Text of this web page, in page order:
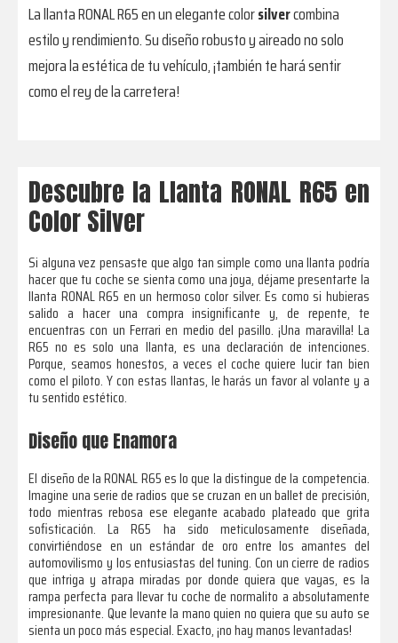
La llanta RONAL R65 en un elegante colorsilvercombina
estilo y rendimiento. Su diseño robusto y aireado no solo
mejora la estética de tu vehículo, ¡también te hará sentir
como el rey de la carretera!
Descubre la Llanta RONAL R65 en
Color Silver
Si alguna vez pensaste que algo tan simple como una llanta podría
hacer que tu coche se sienta como una joya, déjame presentarte la
llanta RONAL R65 en un hermoso color silver. Es como si hubieras
salido a hacer una compra insignificante y, de repente, te
encuentras con un Ferrari en medio del pasillo. ¡Una maravilla! La
R65 no es solo una llanta, es una declaración de intenciones.
Porque, seamos honestos, a veces el coche quiere lucir tan bien
como el piloto. Y con estas llantas, le harás un favor al volante y a
tu sentido estético.
Diseño que Enamora
El diseño de la RONAL R65 es lo que la distingue de la competencia.
Imagine una serie de radios que se cruzan en un ballet de precisión,
todo mientras rebosa ese elegante acabado plateado que grita
sofisticación. La R65 ha sido meticulosamente diseñada,
convirtiéndose en un estándar de oro entre los amantes del
automovilismo y los entusiastas del tuning. Con un cierre de radios
que intriga y atrapa miradas por donde quiera que vayas, es la
rampa perfecta para llevar tu coche de normalito a absolutamente
impresionante. Que levante la mano quien no quiera que su auto se
sienta un poco más especial. Exacto, ¡no hay manos levantadas!